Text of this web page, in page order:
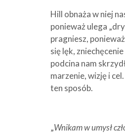
Hill obnaża w niej
ponieważ ulega
pragniesz,
się lęk,
podcina nam
marzenie, wizję i
ten sposób.
„Wnikam w umysł